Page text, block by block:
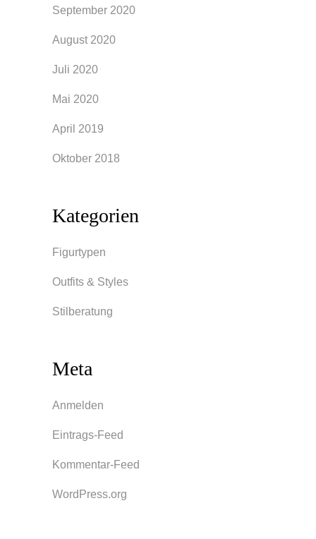
September 2020
August 2020
Juli 2020
Mai 2020
April 2019
Oktober 2018
Kategorien
Figurtypen
Outfits & Styles
Stilberatung
Meta
Anmelden
Eintrags-Feed
Kommentar-Feed
WordPress.org